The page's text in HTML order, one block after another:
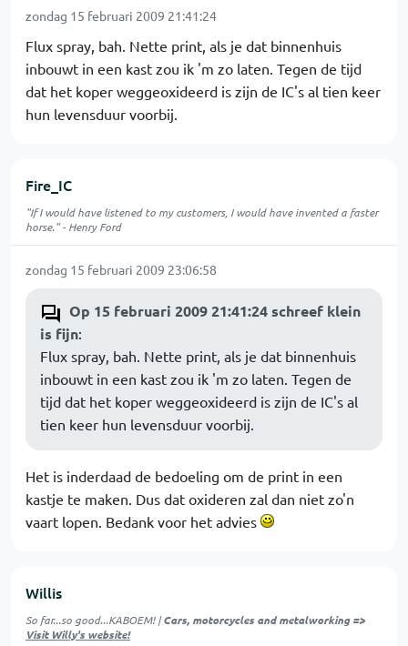
zondag 15 februari 2009 21:41:24
Flux spray, bah. Nette print, als je dat binnenhuis
inbouwt in een kast zou ik 'm zo laten. Tegen de tijd
dat het koper weggeoxideerd is zijn de IC's al tien keer
hun levensduur voorbij.
Fire_IC
"If I would have listened to my customers, I would have invented a faster
horse." - Henry Ford
zondag 15 februari 2009 23:06:58
Op 15 februari 2009 21:41:24 schreef klein
is fijn:
Flux spray, bah. Nette print, als je dat binnenhuis
inbouwt in een kast zou ik 'm zo laten. Tegen de
tijd dat het koper weggeoxideerd is zijn de IC's al
tien keer hun levensduur voorbij.
Het is inderdaad de bedoeling om de print in een
kastje te maken. Dus dat oxideren zal dan niet zo'n
vaart lopen. Bedank voor het advies
Willis
So far...so good...KABOEM! |Cars, motorcycles and metalworking =>
Visit Willy's website!